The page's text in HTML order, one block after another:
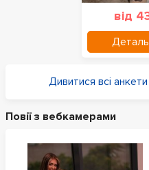
від
Дивитися всі анкети
Повії з вебкамерами